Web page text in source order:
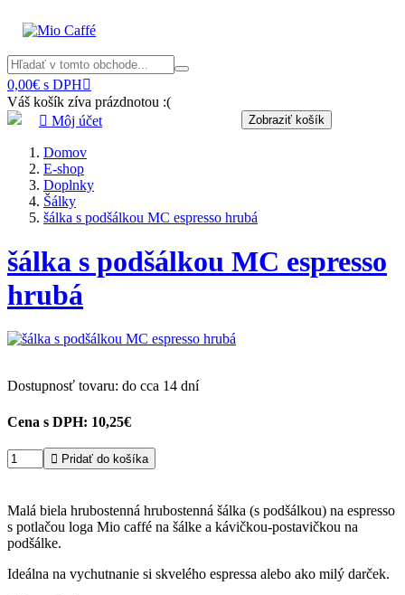
0,00€ s DPH
Váš košík zíva prázdnotou :(
Zobraziť košík
 Môj účet
Domov
E-shop
Doplnky
Šálky
šálka s podšálkou MC espresso hrubá
šálka s podšálkou MC espresso
hrubá
Dostupnosť tovaru: do cca 14 dní
Cena s DPH: 10,25€
 Pridať do košíka
Malá biela hrubostenná hrubostenná šálka (s podšálkou) na espresso
s potlačou loga Mio caffé na šálke a kávičkou-postavičkou na
podšálke.
Ideálna na vychutnanie si skvelého espressa alebo ako milý darček.